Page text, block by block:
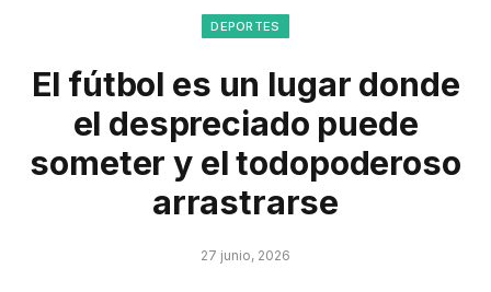
DEPORTES
El fútbol es un lugar donde
el despreciado puede
someter y el todopoderoso
arrastrarse
27 junio, 2026